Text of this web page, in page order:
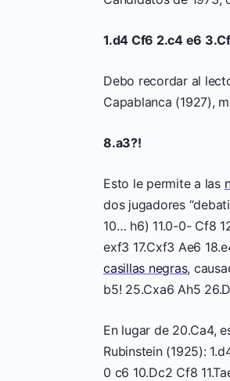
1.d4 Cf6 2.c4 e6
Debo recordar al
Capablanca (1927),
8.a3?!
Esto le permite a las
dos jugadores
10… h6) 11.0-0- Cf8
exf3 17.Cxf3 Ae6
casillas negras,
b5! 25.Cxa6 Ah5
En lugar de 20.Ca4,
Rubinstein (1925):
0 c6 10.Dc2 Cf8